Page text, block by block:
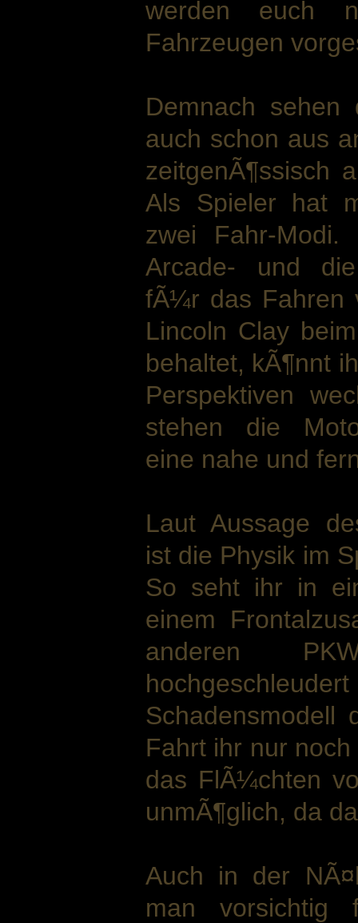
werden euch
Fahrzeugen
Demnach
auch schon aus
zeitgenÃ¶ssisch
Als Spieler hat
zwei Fahr-
Arcade- und die
fÃ¼r das Fahren
Lincoln Clay
behaltet, kÃ¶nnt
Perspektiven
stehen die
eine nahe und
Laut Aussage
ist die Physik im
So seht ihr in
einem
anderen
Schadensmodell
Fahrt ihr nur
das FlÃ¼chten
unmÃ¶glich, da
Auch in der
man vorsichtig